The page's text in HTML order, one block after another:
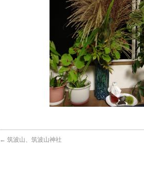
← 筑波山、筑波山神社